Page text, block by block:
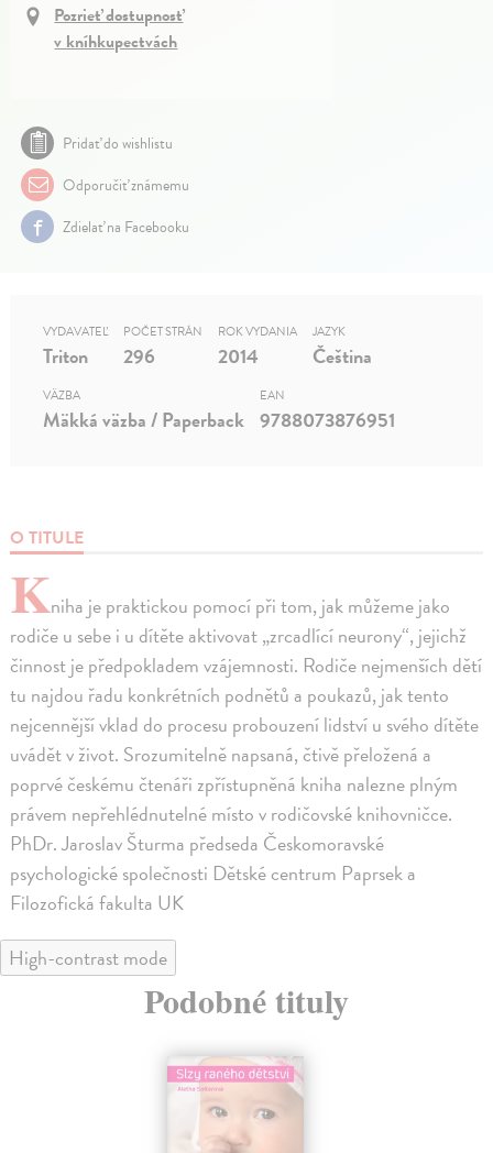
Pozrieť dostupnosť
v kníhkupectvách
Pridať do wishlistu
Odporučiť známemu
Zdielať na Facebooku
O TITULE
Kniha je praktickou pomocí při tom, jak můžeme jako
rodiče u sebe i u dítěte aktivovat „zrcadlící neurony“, jejichž
činnost je předpokladem vzájemnosti. Rodiče nejmenších dětí
tu najdou řadu konkrétních podnětů a poukazů, jak tento
nejcennější vklad do procesu probouzení lidství u svého dítěte
uvádět v život. Srozumitelně napsaná, čtivě přeložená a
poprvé českému čtenáři zpřístupněná kniha nalezne plným
právem nepřehlédnutelné místo v rodičovské knihovničce.
PhDr. Jaroslav Šturma předseda Českomoravské
psychologické společnosti Dětské centrum Paprsek a
Filozofická fakulta UK
VYDAVATEĽ
Triton
POČET STRÁN
296
ROK VYDANIA
2014
JAZYK
Čeština
VÄZBA
Mäkká väzba / Paperback
EAN
9788073876951
High-contrast mode
Podobné tituly